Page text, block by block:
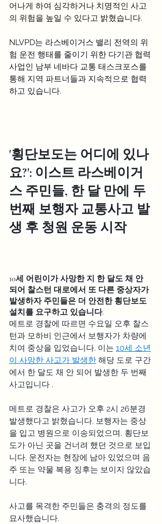
어나게 하여 심각하거나 치명적인 사고
의 위험을 높일 수 있다고 밝혔습니다.
NLVPD는 라스베이거스 밸리 전역의 위
험 운전 행태를 줄이기 위한 다기관 협력
사업인 남부 네바다 교통 태스크포스를
통해 지역 파트너들과 지속적으로 협력
하고 있습니다.
'횡단보도는 어디에 있나
요?': 이스트 라스베이거
스 주민들, 한 달 만에 두
번째 보행자 교통사고 발
생 후 청원 운동 시작
10세 어린이가 사망한 지 한 달도 채 안
되어 찰스턴 대로에서 또 다른 중상자가
발생하자 주민들은 더 안전한 횡단보도
설치를 요구하고 있습니다.
메트로 경찰에 따르면 수요일 오후 찰스
턴과 모하비 인근에서 보행자가 차량에
치여 중상을 입었습니다. 이는 10세 소년
이 사망한 사고가 발생한 해당 도로 구간
에서 한 달도 채 안 되어 발생한 두 번째
사고입니다 .
메트로 경찰은 사고가 오후 2시 26분경
발생했다고 밝혔습니다. 보행자는 중상
을 입고 병원으로 이송되었으며, 횡단보
도가 아닌 곳을 건너려 했던 것으로 보입
니다. 운전자는 현장에 남아 있었으며 음
주 또는 약물 복용 징후는 보이지 않았습
니다.
사고를 목격한 주민들은 충격의 정도를
묘사했습니다.